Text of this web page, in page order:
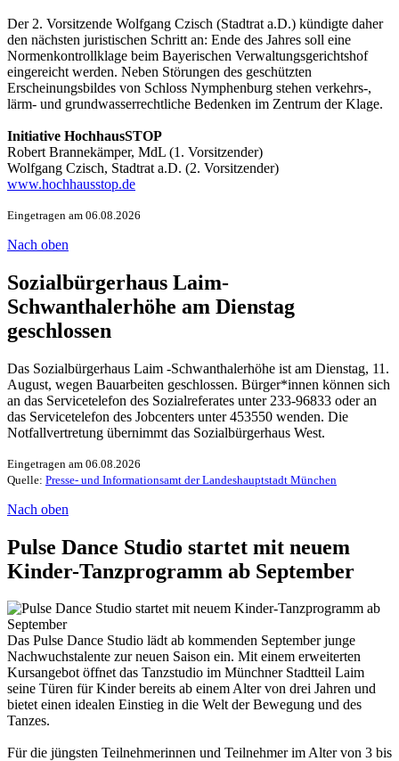
Der 2. Vorsitzende Wolfgang Czisch (Stadtrat a.D.) kündigte daher
den nächsten juristischen Schritt an: Ende des Jahres soll eine
Normenkontrollklage beim Bayerischen Verwaltungsgerichtshof
eingereicht werden. Neben Störungen des geschützten
Erscheinungsbildes von Schloss Nymphenburg stehen verkehrs-,
lärm- und grundwasserrechtliche Bedenken im Zentrum der Klage.
Initiative HochhausSTOP
Robert Brannekämper, MdL (1. Vorsitzender)
Wolfgang Czisch, Stadtrat a.D. (2. Vorsitzender)
www.hochhausstop.de
Eingetragen am 06.08.2026
Nach oben
Sozialbürgerhaus Laim-
Schwanthalerhöhe am Dienstag
geschlossen
Das Sozialbürgerhaus Laim -Schwanthalerhöhe ist am Dienstag, 11.
August, wegen Bauarbeiten geschlossen. Bürger*innen können sich
an das Servicetelefon des Sozialreferates unter 233-96833 oder an
das Servicetelefon des Jobcenters unter 453550 wenden. Die
Notfallvertretung übernimmt das Sozialbürgerhaus West.
Eingetragen am 06.08.2026
Quelle: Presse- und Informationsamt der Landeshauptstadt München
Nach oben
Pulse Dance Studio startet mit neuem
Kinder-Tanzprogramm ab September
Das Pulse Dance Studio lädt ab kommenden September junge
Nachwuchstalente zur neuen Saison ein. Mit einem erweiterten
Kursangebot öffnet das Tanzstudio im Münchner Stadtteil Laim
seine Türen für Kinder bereits ab einem Alter von drei Jahren und
bietet einen idealen Einstieg in die Welt der Bewegung und des
Tanzes.
Für die jüngsten Teilnehmerinnen und Teilnehmer im Alter von 3 bis